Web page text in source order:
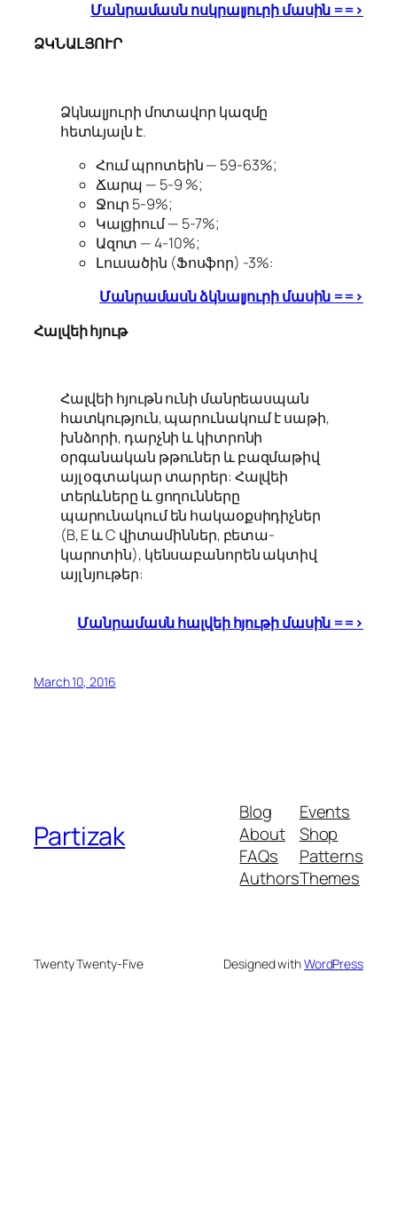
Մանրամասն ոսկրալյուրի մասին ==>
ՁԿՆԱԼՅՈՒՐ
Ձկնալյուրի մոտավոր կազմը
հետևյալն է.
Հում պրոտեին — 59-63%;
Ճարպ — 5-9 %;
Ջուր 5-9%;
Կալցիում — 5-7%;
Ազոտ — 4-10%;
Լուսածին (Ֆոսֆոր) -3%:
Մանրամասն ձկնալյուրի մասին ==>
Հալվեի հյութ
Հալվեի հյութն ունի մանրեասպան
հատկություն, պարունակում է սաթի,
խնձորի, դարչնի և կիտրոնի
օրգանական թթուներ և բազմաթիվ
այլ օգտակար տարրեր: Հալվեի
տերևները և ցողունները
պարունակում են հակաօքսիդիչներ
(B, E և C վիտամիններ, բետա-
կարոտին), կենսաբանորեն ակտիվ
այլ նյութեր:
Մանրամասն հալվեի հյութի մասին ==>
March 10, 2016
Partizak
Blog
About
FAQs
Authors
Events
Shop
Patterns
Themes
Twenty Twenty-Five Designed withWordPress